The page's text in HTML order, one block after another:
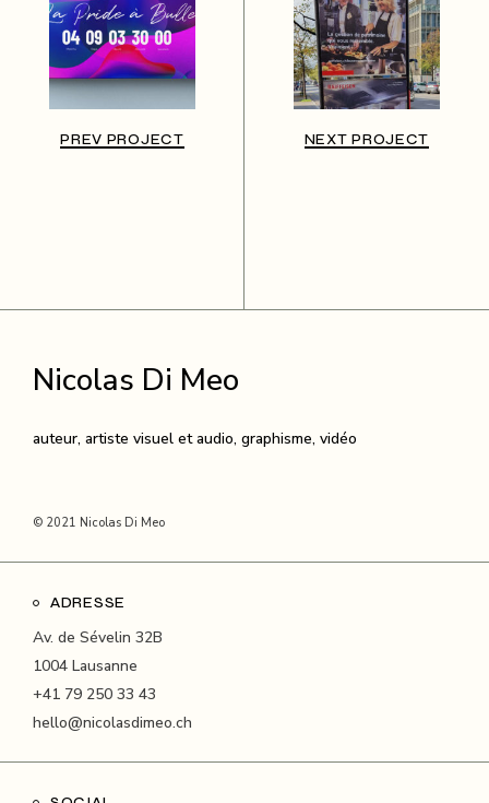
PREV PROJECT NEXT PROJECT
Nicolas Di Meo
auteur, artiste visuel et audio, graphisme, vidéo
© 2021 Nicolas Di Meo
ADRESSE
Av. de Sévelin 32B
1004 Lausanne
+41 79 250 33 43
hello@nicolasdimeo.ch